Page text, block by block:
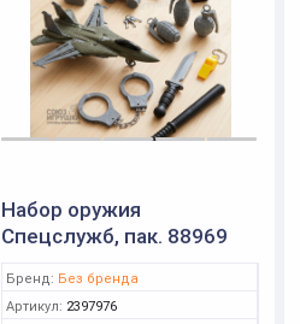
Набор оружия
Спецслужб, пак. 88969
Бренд: Без бренда
Артикул: 2397976